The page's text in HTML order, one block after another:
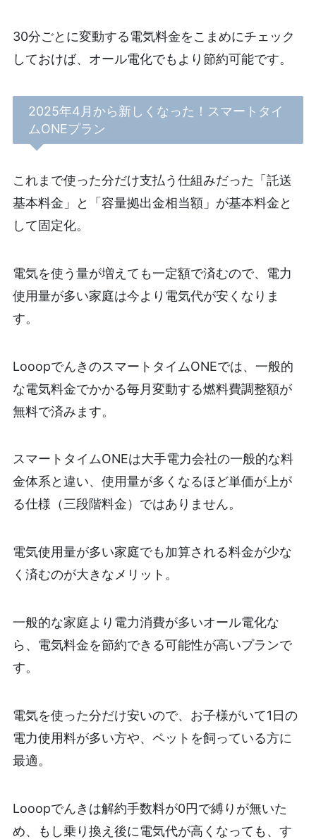
30分ごとに変動する電気料金をこまめにチェック
しておけば、オール電化でもより節約可能です。
2025年4月から新しくなった！スマートタイ
ムONEプラン
これまで使った分だけ支払う仕組みだった「託送
基本料金」と「容量拠出金相当額」が基本料金と
して固定化。
電気を使う量が増えても一定額で済むので、電力
使用量が多い家庭は今より電気代が安くなりま
す。
LooopでんきのスマートタイムONEでは、一般的
な電気料金でかかる毎月変動する燃料費調整額が
無料で済みます。
スマートタイムONEは大手電力会社の一般的な料
金体系と違い、使用量が多くなるほど単価が上が
る仕様（三段階料金）ではありません。
電気使用量が多い家庭でも加算される料金が少な
く済むのが大きなメリット。
一般的な家庭より電力消費が多いオール電化な
ら、電気料金を節約できる可能性が高いプランで
す。
電気を使った分だけ安いので、お子様がいて1日の
電力使用料が多い方や、ペットを飼っている方に
最適。
Looopでんきは解約手数料が0円で縛りが無いた
め、もし乗り換え後に電気代が高くなっても、す